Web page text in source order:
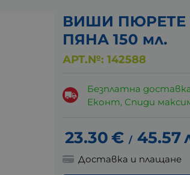
ВИШИ
ПЯНА 150 мл.
АРТ.№: 142588
Безплатна
Еконт, Спиди
23.30€ / 45.57
Доставка и плащане